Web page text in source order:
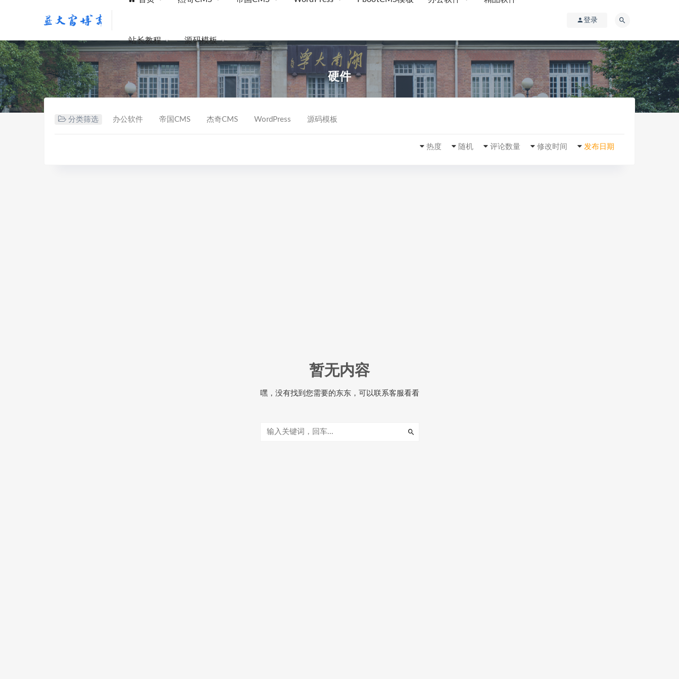
站长教程 源码模板
登录
硬件
分类筛选 办公软件 帝国CMS 杰奇CMS WordPress 源码模板
发布日期
修改时间
评论数量
随机
热度
暂无内容
嘿，没有找到您需要的东东，可以联系客服看看